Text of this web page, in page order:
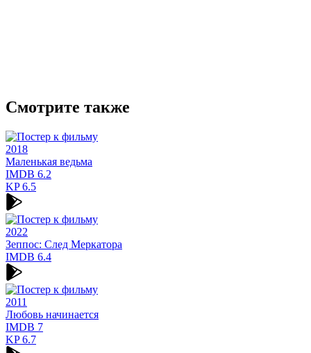
Смотрите также
2018
Маленькая ведьма
IMDB 6.2
KP6.5
2022
Зеппос: След Меркатора
IMDB 6.4
2011
Любовь начинается
IMDB 7
KP6.7